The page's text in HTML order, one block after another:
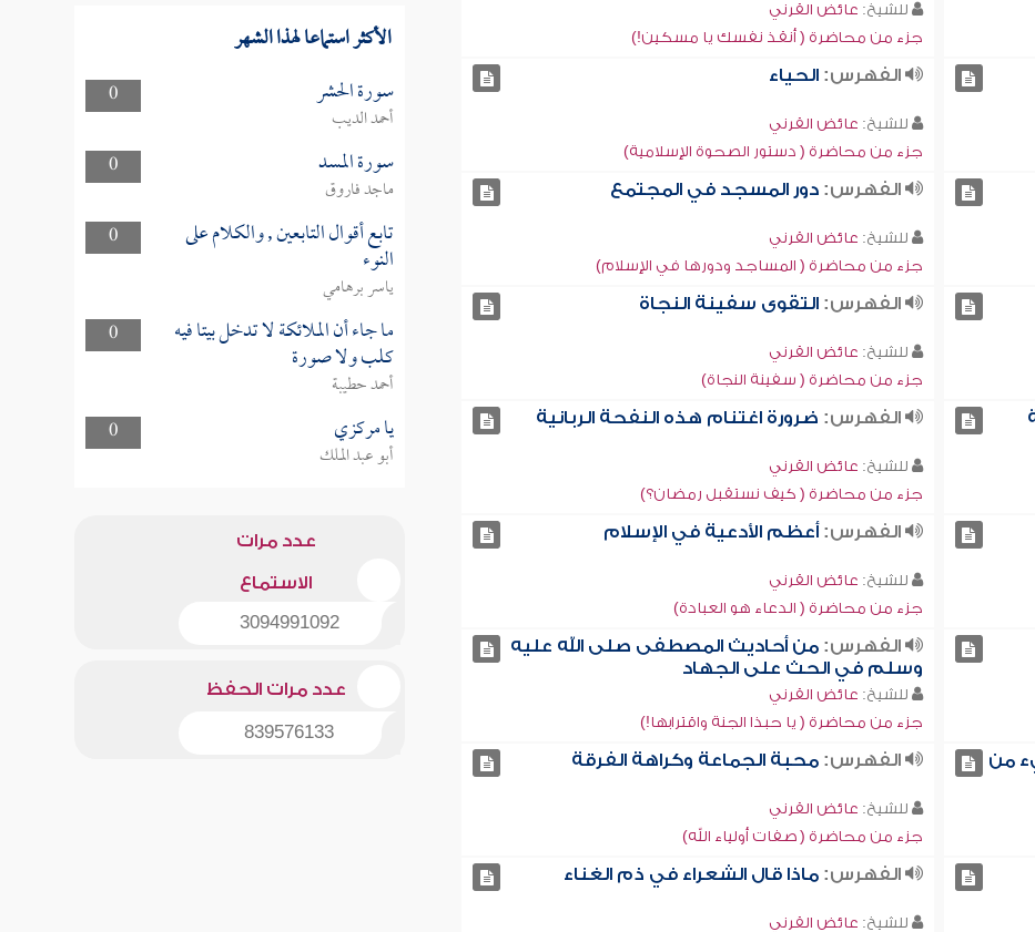
للشيخ: عائض القرني
جزء من محاضرة ( أنقذ نفسك يا مسكين!)
الفهرس: الحياء
للشيخ: عائض القرني
جزء من محاضرة ( دستور الصحوة الإسلامية)
الفهرس: دور المسجد في المجتمع
للشيخ: عائض القرني
جزء من محاضرة ( المساجد ودورها في الإسلام)
الفهرس: التقوى سفينة النجاة
للشيخ: عائض القرني
جزء من محاضرة ( سفينة النجاة)
الفهرس: ضرورة اغتنام هذه النفحة الربانية
للشيخ: عائض القرني
جزء من محاضرة ( كيف نستقبل رمضان؟)
الفهرس: أعظم الأدعية في الإسلام
للشيخ: عائض القرني
جزء من محاضرة ( الدعاء هو العبادة)
الفهرس: من أحاديث المصطفى صلى الله عليه
وسلم في الحث على الجهاد
للشيخ: عائض القرني
جزء من محاضرة ( يا حبذا الجنة واقترابها!)
من
الفهرس: محبة الجماعة وكراهة الفرقة
للشيخ: عائض القرني
جزء من محاضرة ( صفات أولياء الله)
الفهرس: ماذا قال الشعراء في ذم الغناء
للشيخ: عائض القرني
الأكثر استماعا لهذا الشهر
0 سورة الحشر
أحمد الديب
0
سورة المسد
ماجد فاروق
0
تابع أقوال التابعين , والكلام على
النوء
ياسر برهامي
0
ما جاء أن الملائكة لا تدخل بيتا فيه
كلب ولا صورة
أحمد حطيبة
0
يا مركزي
أبو عبد الملك
عدد مرات
الاستماع
3094991092
عدد مرات الحفظ
839576133